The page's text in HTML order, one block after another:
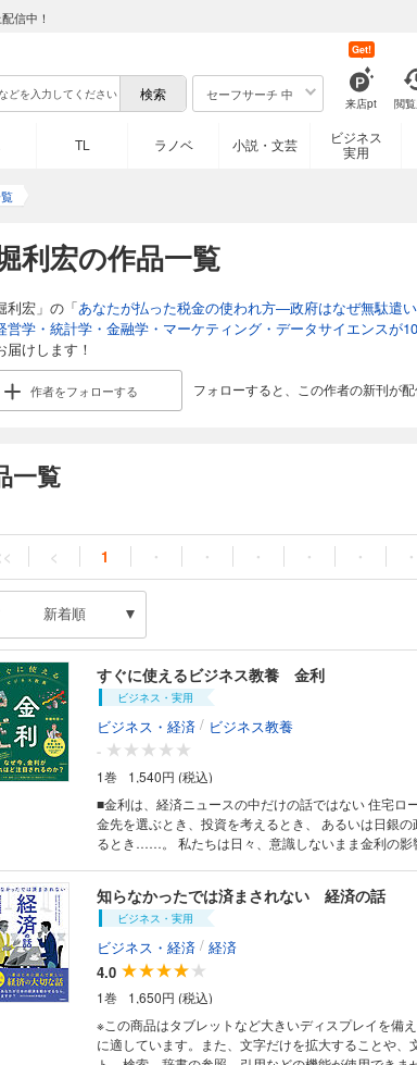
信中！
セーフサーチ 中
来店pt
Get!
閲
TL ラノベ 小説・文芸
ビジネス
実用
利宏の作品一覧
利宏」の「あなたが払った税金の使われ方―政府はなぜ無駄遣
営学・統計学・金融学・マーケティング・データサイエンスが
届けします！
作者をフォローする フォローすると、この作者の新刊が
一覧
< 1 ・ ・ ・ ・ ・ ・
新着順
すぐに使えるビジネス教養 金利
ビジネス・実用
ビジネス・経済 / ビジネス教養
-
1巻
1,540円 (税込)
■金利は、経済ニュースの中だけの話ではない 住宅ローンを組むとき、預
金先を選ぶとき、投資を考えるとき、 あるいは日銀
るとき……。 私たちは日々、意識しないまま金利の影響を受けています。
本書は、そんな金利の基本を、 初学者にもわかりやす
す。 ■景気・物価・為替・投資を一本でつなげて理解できる 本書では、金
利を単なる金融知識としてではなく、景気、物価、 企
資、ローンといった具体的なテーマと結びつけて解説してい
利と短期金利、国債価格との関係、中央銀行の政策運
投資への影響までを丁寧に追いながら、 「金利が動く
を立体的に学べます。 ニュースや要人発言をどう読み解けばいいかまで踏
み込んでいるため、 日々の情報の見え方も変わってくる
る”で終わらず、“判断できる”ようになるために 本書が
知らなかったでは済まされない 経済の話
ビジネス・実用
ビジネス・経済 / 経済
4.0
1巻
1,650円 (税込)
※この商品はタブレットなど大きいディスプレイを備
に適しています。また、文字だけを拡大することや、